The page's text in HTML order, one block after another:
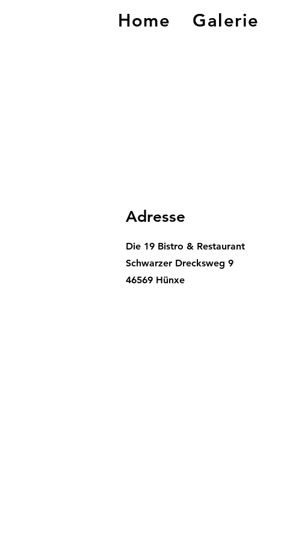
Home Galerie
Adresse
Die 19 Bistro & Restaurant
Schwarzer Drecksweg 9
46569 Hünxe